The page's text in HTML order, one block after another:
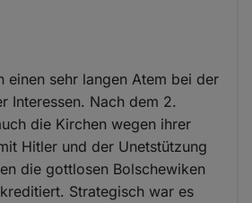
einen sehr langen Atem bei der
Interessen. Nach dem 2.
die Kirchen wegen ihrer
Hitler und der Unetstützung
die gottlosen Bolschewiken
Strategisch war es